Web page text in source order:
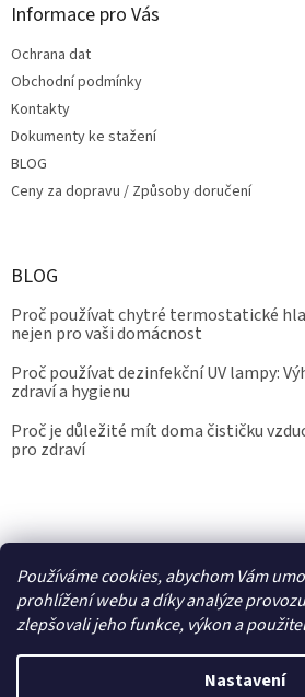
Používáme cookies, abychom Vám
prohlížení webu a díky analýze
zlepšovali jeho funkce, výkon a
Nastavení
Informace pro Vás
Ochrana dat
Obchodní podmínky
Kontakty
Dokumenty ke stažení
BLOG
Ceny za dopravu / Způsoby doručení
BLOG
Proč používat chytré termostatické
nejen pro vaši domácnost
Proč používat dezinfekční UV lampy:
zdraví a hygienu
Proč je důležité mít doma čističku
pro zdraví
Vytvořil